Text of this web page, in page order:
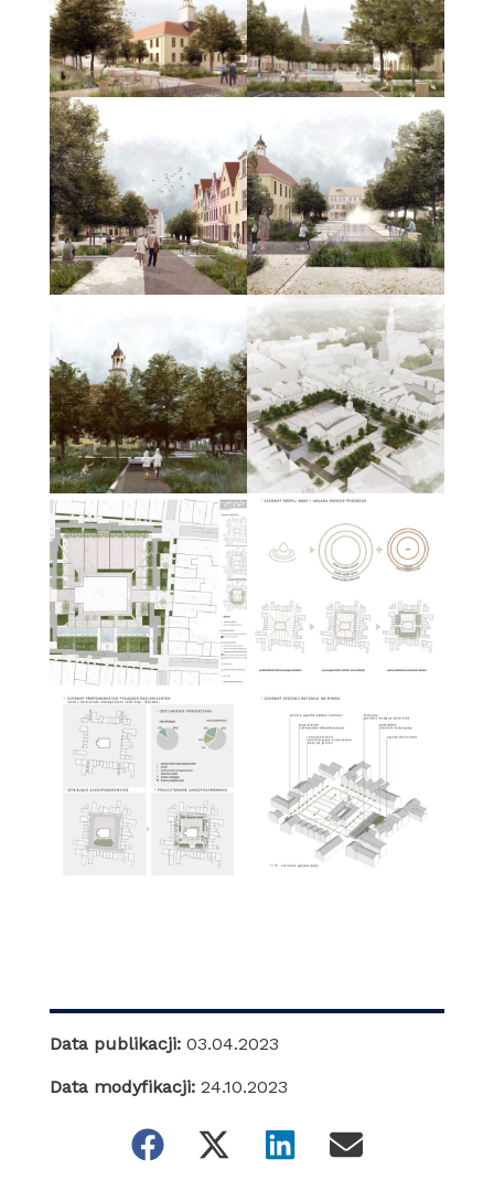
Data publikacji: 03.04.2023
Data modyfikacji: 24.10.2023